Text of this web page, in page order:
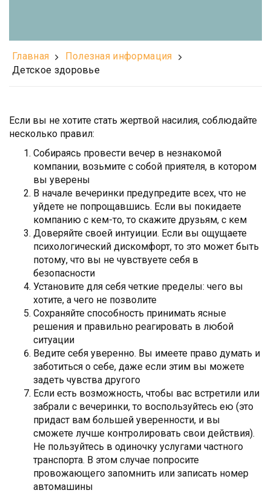
Главная
Полезная информация
Детское здоровье
Если вы не хотите стать жертвой насилия, соблюдайте
несколько правил:
Собираясь провести вечер в незнакомой
компании, возьмите с собой приятеля, в котором
вы уверены
В начале вечеринки предупредите всех, что не
уйдете не попрощавшись. Если вы покидаете
компанию с кем-то, то скажите друзьям, с кем
Доверяйте своей интуиции. Если вы ощущаете
психологический дискомфорт, то это может быть
потому, что вы не чувствуете себя в
безопасности
Установите для себя четкие пределы: чего вы
хотите, а чего не позволите
Сохраняйте способность принимать ясные
решения и правильно реагировать в любой
ситуации
Ведите себя уверенно. Вы имеете право думать и
заботиться о себе, даже если этим вы можете
задеть чувства другого
Если есть возможность, чтобы вас встретили или
забрали с вечеринки, то воспользуйтесь ею (это
придаст вам большей уверенности, и вы
сможете лучше контролировать свои действия).
Не пользуйтесь в одиночку услугами частного
транспорта. В этом случае попросите
провожающего запомнить или записать номер
автомашины